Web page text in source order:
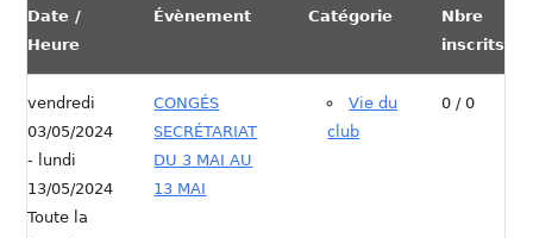
Date /
Heure
Évènement Catégorie
Nbre
inscrits
vendredi
03/05/2024
- lundi
13/05/2024
Toute la
CONGÉS
SECRÉTARIAT
DU 3 MAI AU
13 MAI
Vie du
club
0 / 0